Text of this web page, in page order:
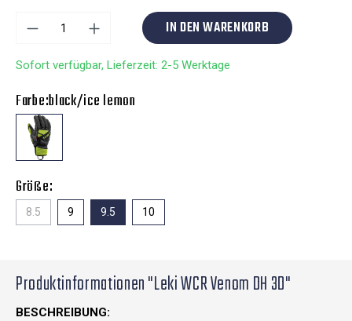
IN DEN WARENKORB
Sofort verfügbar, Lieferzeit: 2-5 Werktage
Farbe:black/ice lemon
Größe:
8.5 9 9.5 10
Produktinformationen "Leki WCR Venom DH 3D"
BESCHREIBUNG: